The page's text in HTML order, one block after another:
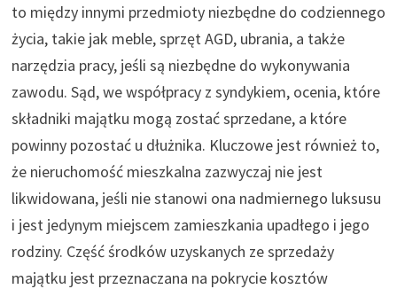
to między innymi przedmioty niezbędne do codziennego
życia, takie jak meble, sprzęt AGD, ubrania, a także
narzędzia pracy, jeśli są niezbędne do wykonywania
zawodu. Sąd, we współpracy z syndykiem, ocenia, które
składniki majątku mogą zostać sprzedane, a które
powinny pozostać u dłużnika. Kluczowe jest również to,
że nieruchomość mieszkalna zazwyczaj nie jest
likwidowana, jeśli nie stanowi ona nadmiernego luksusu
i jest jedynym miejscem zamieszkania upadłego i jego
rodziny. Część środków uzyskanych ze sprzedaży
majątku jest przeznaczana na pokrycie kosztów